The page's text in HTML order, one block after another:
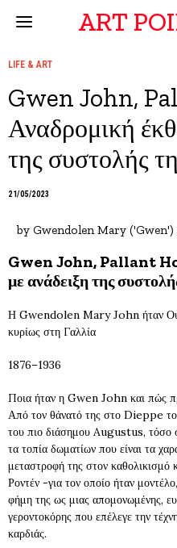
ART
LIFE & ART
Gwen John,
Αναδρομική
της συστολής
21/05/2023
by Gwendolen Mary
Gwen John, Pallant
με ανάδειξη της
Η Gwendolen Mary John ήταν
κυρίως στη Γαλλία
1876–1936
Ποια ήταν η Gwen John και πώς
Από τον θάνατό της στο Dieppe το
του πιο διάσημου Augustus, τόσο
τα τοπία δωματίων που είναι τα
μεταστροφή της στον καθολικισμό
Ροντέν -για τον οποίο ήταν
φήμη της ως μιας απομονωμένης,
γεροντοκόρης που επέλεγε την
καρδιάς.